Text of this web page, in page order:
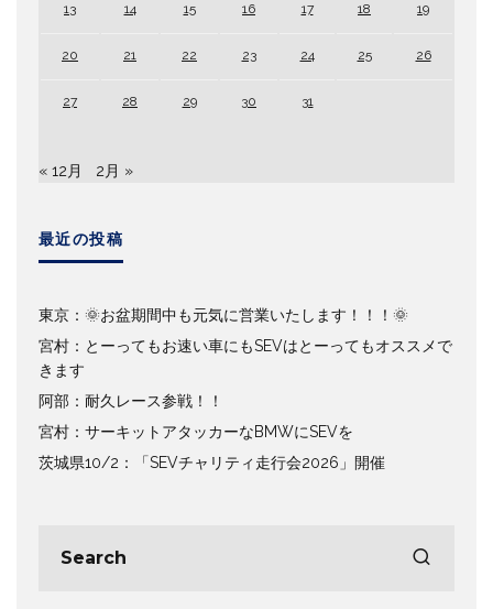
13 14 15 16 17 18 19
20 21 22 23 24 25 26
27 28 29 30 31
« 12月 2月 »
最近の投稿
東京：🌞お盆期間中も元気に営業いたします！！！🌞
宮村：とーってもお速い車にもSEVはとーってもオススメで
きます
阿部：耐久レース参戦！！
宮村：サーキットアタッカーなBMWにSEVを
茨城県10/2：「SEVチャリティ走行会2026」開催